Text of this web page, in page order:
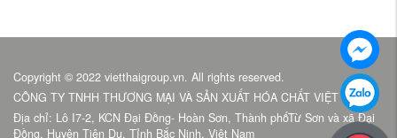
Copyright © 2022 vietthaigroup.vn. All rights reserved.
CÔNG TY TNHH THƯƠNG MẠI VÀ SẢN XUẤT HÓA CHẤT VIỆT THÁI
Địa chỉ: Lô I7-2, KCN Đại Đồng- Hoàn Sơn, Thành phốTừ Sơn và xã Đại
Đồng, Huyện Tiên Du, Tỉnh Bắc Ninh, Việt Nam